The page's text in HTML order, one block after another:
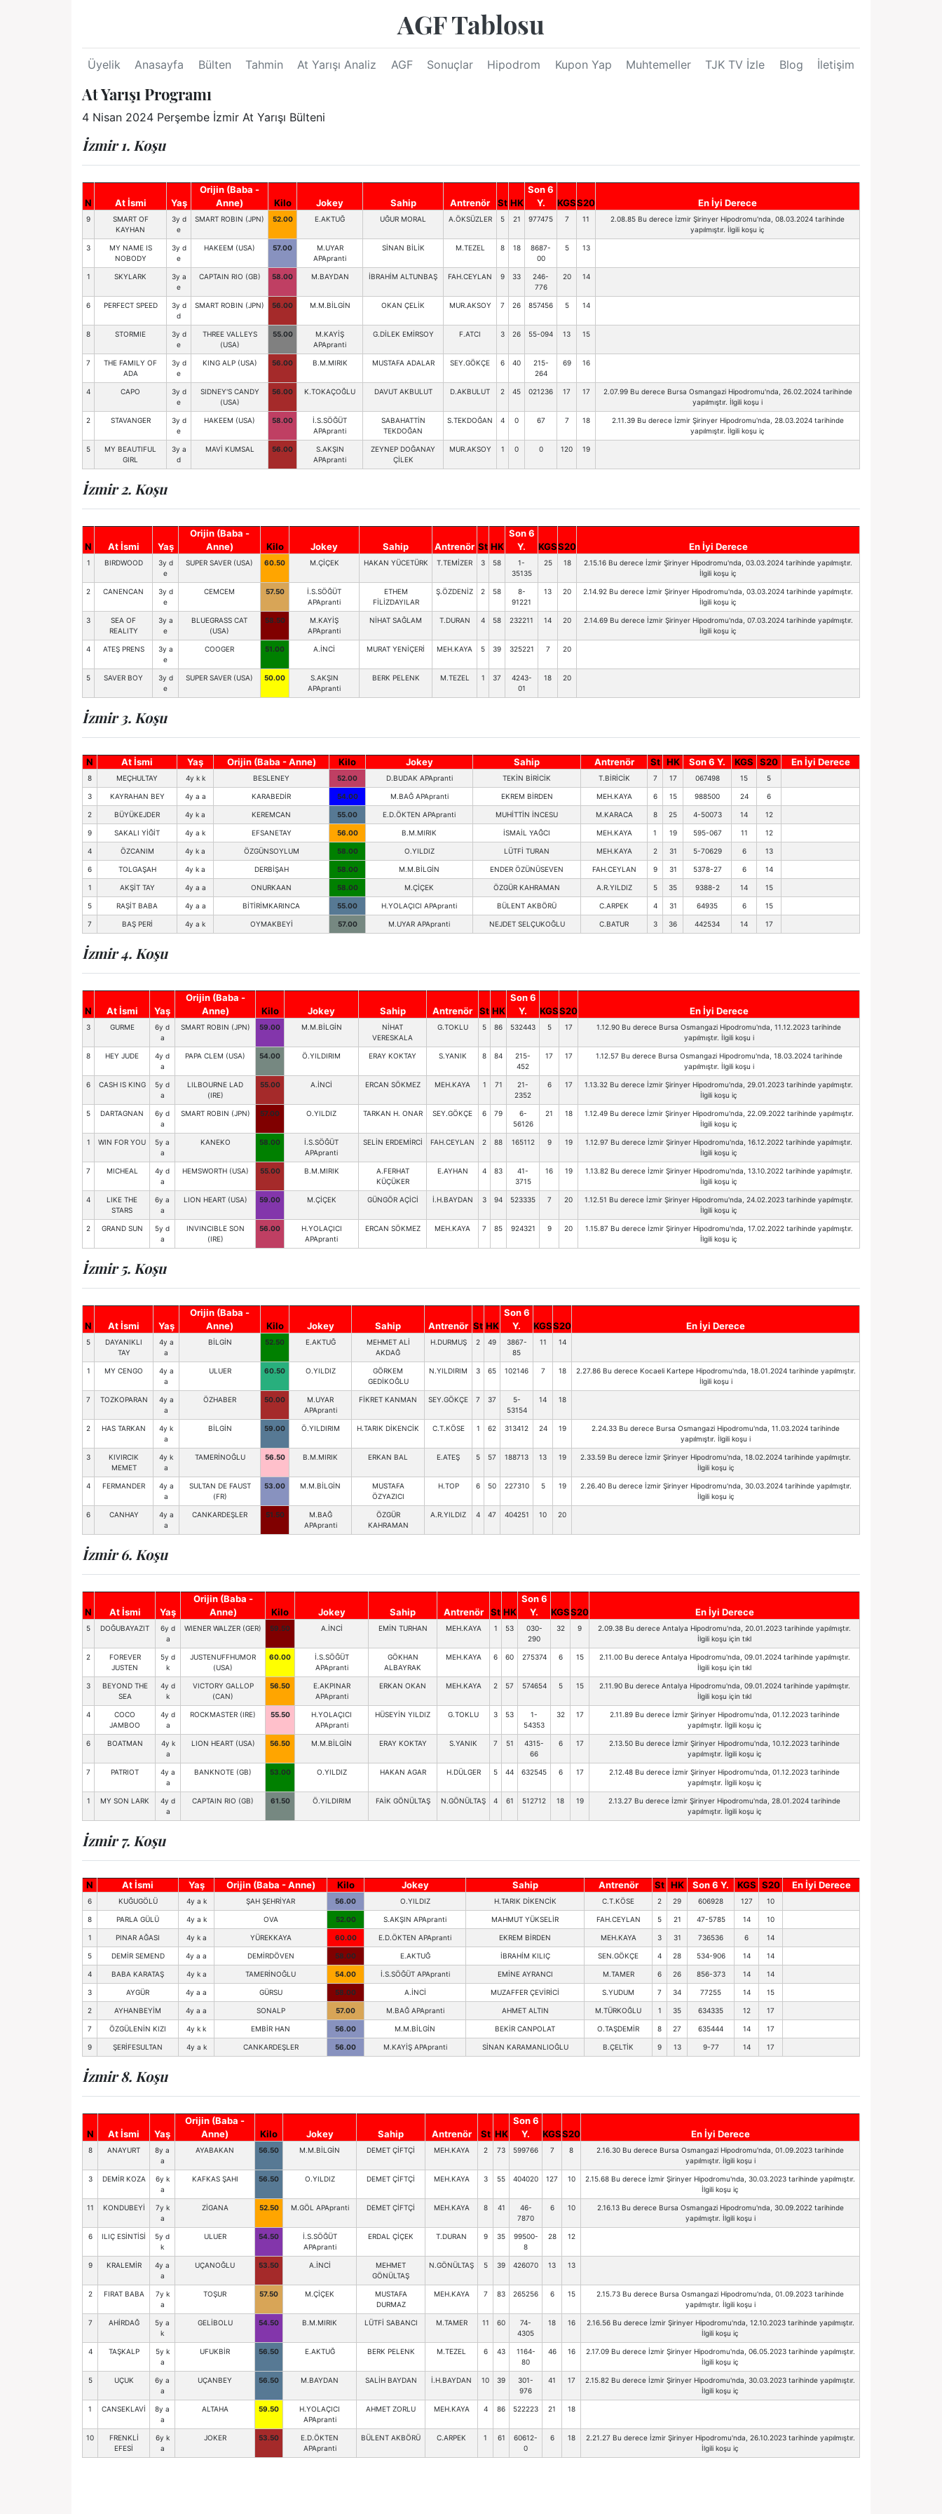
AGF Tablosu
Üyelik Anasayfa Bülten Tahmin At Yarışı Analiz AGF Sonuçlar Hipodrom Kupon Yap Muhtemeller TJK TV İzle Blog İletişim
At Yarışı Programı
4 Nisan 2024 Perşembe İzmir At Yarışı Bülteni
İzmir 1. Koşu
N At İsmi Yaş
Orijin (Baba -
Anne)
Kilo Jokey Sahip Antrenör St HK
Son 6
Y.
KGSS20 En İyi Derece
9
SMART OF
KAYHAN
3y d
e
SMART ROBIN (JPN) 52.00 E.AKTUĞ UĞUR MORAL A.ÖKSÜZLER 5 21 977475 7 11
2.08.85 Bu derece İzmir Şirinyer Hipodromu'nda, 08.03.2024 tarihinde
yapılmıştır. İlgili koşu iç
3
MY NAME IS
NOBODY
3y d
e
HAKEEM (USA) 57.00
M.UYAR
APApranti
SİNAN BİLİK M.TEZEL 8 18
8687-
00
5 13
1 SKYLARK
3y a
e
CAPTAIN RIO (GB) 58.00 M.BAYDAN İBRAHİM ALTUNBAŞ FAH.CEYLAN 9 33
246-
776
20 14
6 PERFECT SPEED
3y d
d
SMART ROBIN (JPN) 56.00 M.M.BİLGİN OKAN ÇELİK MUR.AKSOY 7 26 857456 5 14
8 STORMIE
3y d
e
THREE VALLEYS
(USA)
55.00
M.KAYİŞ
APApranti
G.DİLEK EMİRSOY F.ATCI 3 26 55-094 13 15
7
THE FAMILY OF
ADA
3y d
e
KING ALP (USA) 56.00 B.M.MIRIK MUSTAFA ADALAR SEY.GÖKÇE 6 40
215-
264
69 16
4 CAPO
3y d
e
SIDNEY'S CANDY
(USA)
56.00 K.TOKAÇOĞLU DAVUT AKBULUT D.AKBULUT 2 45 021236 17 17
2.07.99 Bu derece Bursa Osmangazi Hipodromu'nda, 26.02.2024 tarihinde
yapılmıştır. İlgili koşu i
2 STAVANGER
3y d
e
HAKEEM (USA) 58.00
İ.S.SÖĞÜT
APApranti
SABAHATTİN
TEKDOĞAN
S.TEKDOĞAN 4 0 67 7 18
2.11.39 Bu derece İzmir Şirinyer Hipodromu'nda, 28.03.2024 tarihinde
yapılmıştır. İlgili koşu iç
5
MY BEAUTIFUL
GIRL
3y a
d
MAVİ KUMSAL 56.00
S.AKŞIN
APApranti
ZEYNEP DOĞANAY
ÇİLEK
MUR.AKSOY 1 0 0 120 19
İzmir 2. Koşu
N At İsmi Yaş
Orijin (Baba -
Anne)
Kilo Jokey Sahip Antrenör St HK
Son 6
Y.
KGSS20 En İyi Derece
1 BIRDWOOD
3y d
e
SUPER SAVER (USA) 60.50 M.ÇİÇEK HAKAN YÜCETÜRK T.TEMİZER 3 58
1-
35135
25 18
2.15.16 Bu derece İzmir Şirinyer Hipodromu'nda, 03.03.2024 tarihinde yapılmıştır.
İlgili koşu iç
2 CANENCAN
3y d
e
CEMCEM 57.50
İ.S.SÖĞÜT
APApranti
ETHEM
FİLİZDAYILAR
Ş.ÖZDENİZ 2 58
8-
91221
13 20
2.14.92 Bu derece İzmir Şirinyer Hipodromu'nda, 03.03.2024 tarihinde yapılmıştır.
İlgili koşu iç
3
SEA OF
REALITY
3y a
e
BLUEGRASS CAT
(USA)
58.50
M.KAYİŞ
APApranti
NİHAT SAĞLAM T.DURAN 4 58 232211 14 20
2.14.69 Bu derece İzmir Şirinyer Hipodromu'nda, 07.03.2024 tarihinde yapılmıştır.
İlgili koşu iç
4 ATEŞ PRENS
3y a
e
COOGER 51.00 A.İNCİ MURAT YENİÇERİ MEH.KAYA 5 39 325221 7 20
5 SAVER BOY
3y d
e
SUPER SAVER (USA) 50.00
S.AKŞIN
APApranti
BERK PELENK M.TEZEL 1 37
4243-
01
18 20
İzmir 3. Koşu
N At İsmi Yaş Orijin (Baba - Anne) Kilo Jokey Sahip Antrenör St HK Son 6 Y. KGS S20 En İyi Derece
8 MEÇHULTAY 4y k k BESLENEY 52.00 D.BUDAK APApranti TEKİN BİRİCİK T.BİRİCİK 7 17 067498 15 5
3 KAYRAHAN BEY 4y a a KARABEDİR 54.00 M.BAĞ APApranti EKREM BİRDEN MEH.KAYA 6 15 988500 24 6
2 BÜYÜKEJDER 4y k a KEREMCAN 55.00 E.D.ÖKTEN APApranti MUHİTTİN İNCESU M.KARACA 8 25 4-50073 14 12
9 SAKALI YİĞİT 4y a k EFSANETAY 56.00 B.M.MIRIK İSMAİL YAĞCI MEH.KAYA 1 19 595-067 11 12
4 ÖZCANIM 4y k a ÖZGÜNSOYLUM 58.00 O.YILDIZ LÜTFİ TURAN MEH.KAYA 2 31 5-70629 6 13
6 TOLGAŞAH 4y k a DERBİŞAH 58.00 M.M.BİLGİN ENDER ÖZÜNÜSEVEN FAH.CEYLAN 9 31 5378-27 6 14
1 AKŞİT TAY 4y a a ONURKAAN 58.00 M.ÇİÇEK ÖZGÜR KAHRAMAN A.R.YILDIZ 5 35 9388-2 14 15
5 RAŞİT BABA 4y a a BİTİRİMKARINCA 55.00 H.YOLAÇICI APApranti BÜLENT AKBÖRÜ C.ARPEK 4 31 64935 6 15
7 BAŞ PERİ 4y a k OYMAKBEYİ 57.00 M.UYAR APApranti NEJDET SELÇUKOĞLU C.BATUR 3 36 442534 14 17
İzmir 4. Koşu
N At İsmi Yaş
Orijin (Baba -
Anne)
Kilo Jokey Sahip Antrenör St HK
Son 6
Y.
KGSS20 En İyi Derece
3 GURME
6y d
a
SMART ROBIN (JPN) 59.00 M.M.BİLGİN
NİHAT
VERESKALA
G.TOKLU 5 86 532443 5 17
1.12.90 Bu derece Bursa Osmangazi Hipodromu'nda, 11.12.2023 tarihinde
yapılmıştır. İlgili koşu i
8 HEY JUDE
4y d
a
PAPA CLEM (USA) 54.00 Ö.YILDIRIM ERAY KOKTAY S.YANIK 8 84
215-
452
17 17
1.12.57 Bu derece Bursa Osmangazi Hipodromu'nda, 18.03.2024 tarihinde
yapılmıştır. İlgili koşu i
6 CASH IS KING
5y d
a
LILBOURNE LAD
(IRE)
55.00 A.İNCİ ERCAN SÖKMEZ MEH.KAYA 1 71
21-
2352
6 17
1.13.32 Bu derece İzmir Şirinyer Hipodromu'nda, 29.01.2023 tarihinde yapılmıştır.
İlgili koşu iç
5 DARTAGNAN
6y d
a
SMART ROBIN (JPN) 57.00 O.YILDIZ TARKAN H. ONAR SEY.GÖKÇE 6 79
6-
56126
21 18
1.12.49 Bu derece İzmir Şirinyer Hipodromu'nda, 22.09.2022 tarihinde yapılmıştır.
İlgili koşu iç
1 WIN FOR YOU
5y a
a
KANEKO 58.00
İ.S.SÖĞÜT
APApranti
SELİN ERDEMİRCİ FAH.CEYLAN 2 88 165112 9 19
1.12.97 Bu derece İzmir Şirinyer Hipodromu'nda, 16.12.2022 tarihinde yapılmıştır.
İlgili koşu iç
7 MICHEAL
4y d
a
HEMSWORTH (USA) 55.00 B.M.MIRIK
A.FERHAT
KÜÇÜKER
E.AYHAN 4 83
41-
3715
16 19
1.13.82 Bu derece İzmir Şirinyer Hipodromu'nda, 13.10.2022 tarihinde yapılmıştır.
İlgili koşu iç
4
LIKE THE
STARS
6y a
a
LION HEART (USA) 59.00 M.ÇİÇEK GÜNGÖR AÇİCİ İ.H.BAYDAN 3 94 523335 7 20
1.12.51 Bu derece İzmir Şirinyer Hipodromu'nda, 24.02.2023 tarihinde yapılmıştır.
İlgili koşu iç
2 GRAND SUN
5y d
a
INVINCIBLE SON
(IRE)
56.00
H.YOLAÇICI
APApranti
ERCAN SÖKMEZ MEH.KAYA 7 85 924321 9 20
1.15.87 Bu derece İzmir Şirinyer Hipodromu'nda, 17.02.2022 tarihinde yapılmıştır.
İlgili koşu iç
İzmir 5. Koşu
N At İsmi Yaş
Orijin (Baba -
Anne)
Kilo Jokey Sahip Antrenör St HK
Son 6
Y.
KGSS20 En İyi Derece
5
DAYANIKLI
TAY
4y a
a
BİLGİN 52.50 E.AKTUĞ
MEHMET ALİ
AKDAĞ
H.DURMUŞ 2 49
3867-
85
11 14
1 MY CENGO
4y a
a
ULUER 60.50 O.YILDIZ
GÖRKEM
GEDİKOĞLU
N.YILDIRIM 3 65 102146 7 18
2.27.86 Bu derece Kocaeli Kartepe Hipodromu'nda, 18.01.2024 tarihinde yapılmıştır.
İlgili koşu i
7 TOZKOPARAN
4y a
a
ÖZHABER 50.00
M.UYAR
APApranti
FİKRET KANMAN SEY.GÖKÇE 7 37
5-
53154
14 18
2 HAS TARKAN
4y k
a
BİLGİN 59.00 Ö.YILDIRIM H.TARIK DİKENCİK C.T.KÖSE 1 62 313412 24 19
2.24.33 Bu derece Bursa Osmangazi Hipodromu'nda, 11.03.2024 tarihinde
yapılmıştır. İlgili koşu i
3
KIVIRCIK
MEMET
4y k
a
TAMERİNOĞLU 56.50 B.M.MIRIK ERKAN BAL E.ATEŞ 5 57 188713 13 19
2.33.59 Bu derece İzmir Şirinyer Hipodromu'nda, 18.02.2024 tarihinde yapılmıştır.
İlgili koşu iç
4 FERMANDER
4y a
a
SULTAN DE FAUST
(FR)
53.00 M.M.BİLGİN
MUSTAFA
ÖZYAZICI
H.TOP 6 50 227310 5 19
2.26.40 Bu derece İzmir Şirinyer Hipodromu'nda, 30.03.2024 tarihinde yapılmıştır.
İlgili koşu iç
6 CANHAY
4y a
a
CANKARDEŞLER 51.50
M.BAĞ
APApranti
ÖZGÜR
KAHRAMAN
A.R.YILDIZ 4 47 404251 10 20
İzmir 6. Koşu
N At İsmi Yaş
Orijin (Baba -
Anne)
Kilo Jokey Sahip Antrenör St HK
Son 6
Y.
KGSS20 En İyi Derece
5 DOĞUBAYAZIT
6y d
a
WIENER WALZER (GER) 59.50 A.İNCİ EMİN TURHAN MEH.KAYA 1 53
030-
290
32 9
2.09.38 Bu derece Antalya Hipodromu'nda, 20.01.2023 tarihinde yapılmıştır.
İlgili koşu için tıkl
2
FOREVER
JUSTEN
5y d
k
JUSTENUFFHUMOR
(USA)
60.00
İ.S.SÖĞÜT
APApranti
GÖKHAN
ALBAYRAK
MEH.KAYA 6 60 275374 6 15
2.11.00 Bu derece Antalya Hipodromu'nda, 09.01.2024 tarihinde yapılmıştır.
İlgili koşu için tıkl
3
BEYOND THE
SEA
4y d
k
VICTORY GALLOP
(CAN)
56.50
E.AKPINAR
APApranti
ERKAN OKAN MEH.KAYA 2 57 574654 5 15
2.11.90 Bu derece Antalya Hipodromu'nda, 09.01.2024 tarihinde yapılmıştır.
İlgili koşu için tıkl
4
COCO
JAMBOO
4y d
a
ROCKMASTER (IRE) 55.50
H.YOLAÇICI
APApranti
HÜSEYİN YILDIZ G.TOKLU 3 53
1-
54353
32 17
2.11.89 Bu derece İzmir Şirinyer Hipodromu'nda, 01.12.2023 tarihinde
yapılmıştır. İlgili koşu iç
6 BOATMAN
4y k
a
LION HEART (USA) 56.50 M.M.BİLGİN ERAY KOKTAY S.YANIK 7 51
4315-
66
6 17
2.13.50 Bu derece İzmir Şirinyer Hipodromu'nda, 10.12.2023 tarihinde
yapılmıştır. İlgili koşu iç
7 PATRIOT
4y a
a
BANKNOTE (GB) 53.00 O.YILDIZ HAKAN AGAR H.DÜLGER 5 44 632545 6 17
2.12.48 Bu derece İzmir Şirinyer Hipodromu'nda, 01.12.2023 tarihinde
yapılmıştır. İlgili koşu iç
1 MY SON LARK
4y d
a
CAPTAIN RIO (GB) 61.50 Ö.YILDIRIM FAİK GÖNÜLTAŞ N.GÖNÜLTAŞ 4 61 512712 18 19
2.13.27 Bu derece İzmir Şirinyer Hipodromu'nda, 28.01.2024 tarihinde
yapılmıştır. İlgili koşu iç
İzmir 7. Koşu
N At İsmi Yaş Orijin (Baba - Anne) Kilo Jokey Sahip Antrenör St HK Son 6 Y. KGS S20 En İyi Derece
6 KUĞUGÖLÜ 4y a k ŞAH ŞEHRİYAR 56.00 O.YILDIZ H.TARIK DİKENCİK C.T.KÖSE 2 29 606928 127 10
8 PARLA GÜLÜ 4y a k OVA 52.00 S.AKŞIN APApranti MAHMUT YÜKSELİR FAH.CEYLAN 5 21 47-5785 14 10
1 PINAR AĞASI 4y k a YÜREKKAYA 60.00 E.D.ÖKTEN APApranti EKREM BİRDEN MEH.KAYA 3 31 736536 6 14
5 DEMİR SEMEND 4y a a DEMİRDÖVEN 58.00 E.AKTUĞ İBRAHİM KILIÇ SEN.GÖKÇE 4 28 534-906 14 14
4 BABA KARATAŞ 4y k a TAMERİNOĞLU 54.00 İ.S.SÖĞÜT APApranti EMİNE AYRANCI M.TAMER 6 26 856-373 14 14
3 AYGÜR 4y a a GÜRSU 58.00 A.İNCİ MUZAFFER ÇEVİRİCİ S.YUDUM 7 34 77255 14 15
2 AYHANBEYİM 4y a a SONALP 57.00 M.BAĞ APApranti AHMET ALTIN M.TÜRKOĞLU 1 35 634335 12 17
7 ÖZGÜLENİN KIZI 4y k k EMBİR HAN 56.00 M.M.BİLGİN BEKİR CANPOLAT O.TAŞDEMİR 8 27 635444 14 17
9 ŞERİFESULTAN 4y a k CANKARDEŞLER 56.00 M.KAYİŞ APApranti SİNAN KARAMANLIOĞLU B.ÇELTİK 9 13 9-77 14 17
İzmir 8. Koşu
N At İsmi Yaş
Orijin (Baba -
Anne)
Kilo Jokey Sahip Antrenör St HK
Son 6
Y.
KGSS20 En İyi Derece
8 ANAYURT
8y a
a
AYABAKAN 56.50 M.M.BİLGİN DEMET ÇİFTÇİ MEH.KAYA 2 73 599766 7 8
2.16.30 Bu derece Bursa Osmangazi Hipodromu'nda, 01.09.2023 tarihinde
yapılmıştır. İlgili koşu i
3 DEMİR KOZA
6y k
a
KAFKAS ŞAHI 56.50 O.YILDIZ DEMET ÇİFTÇİ MEH.KAYA 3 55 404020 127 10
2.15.68 Bu derece İzmir Şirinyer Hipodromu'nda, 30.03.2023 tarihinde yapılmıştır.
İlgili koşu iç
11 KONDUBEYİ
7y k
a
ZİGANA 52.50 M.GÖL APApranti DEMET ÇİFTÇİ MEH.KAYA 8 41
46-
7870
6 10
2.16.13 Bu derece Bursa Osmangazi Hipodromu'nda, 30.09.2022 tarihinde
yapılmıştır. İlgili koşu i
6 ILIÇ ESİNTİSİ
5y d
k
ULUER 54.50
İ.S.SÖĞÜT
APApranti
ERDAL ÇİÇEK T.DURAN 9 35
99500-
8
28 12
9 KRALEMİR
4y a
a
UÇANOĞLU 53.50 A.İNCİ
MEHMET
GÖNÜLTAŞ
N.GÖNÜLTAŞ 5 39 426070 13 13
2 FIRAT BABA
7y k
a
TOŞUR 57.50 M.ÇİÇEK
MUSTAFA
DURMAZ
MEH.KAYA 7 83 265256 6 15
2.15.73 Bu derece Bursa Osmangazi Hipodromu'nda, 01.09.2023 tarihinde
yapılmıştır. İlgili koşu i
7 AHİRDAĞ
5y a
k
GELİBOLU 54.50 B.M.MIRIK LÜTFİ SABANCI M.TAMER 11 60
74-
4305
18 16
2.16.56 Bu derece İzmir Şirinyer Hipodromu'nda, 12.10.2023 tarihinde yapılmıştır.
İlgili koşu iç
4 TAŞKALP
5y k
a
UFUKBİR 56.50 E.AKTUĞ BERK PELENK M.TEZEL 6 43
1164-
80
46 16
2.17.09 Bu derece İzmir Şirinyer Hipodromu'nda, 06.05.2023 tarihinde yapılmıştır.
İlgili koşu iç
5 UÇUK
6y a
a
UÇANBEY 56.50 M.BAYDAN SALİH BAYDAN İ.H.BAYDAN 10 39
301-
976
41 17
2.15.82 Bu derece İzmir Şirinyer Hipodromu'nda, 30.03.2023 tarihinde yapılmıştır.
İlgili koşu iç
1 CANSEKLAVİ
8y a
a
ALTAHA 59.50
H.YOLAÇICI
APApranti
AHMET ZORLU MEH.KAYA 4 86 522223 21 18
10
FRENKLİ
EFESİ
6y k
a
JOKER 53.50
E.D.ÖKTEN
APApranti
BÜLENT AKBÖRÜ C.ARPEK 1 61
60612-
0
6 18
2.21.27 Bu derece İzmir Şirinyer Hipodromu'nda, 26.10.2023 tarihinde yapılmıştır.
İlgili koşu iç